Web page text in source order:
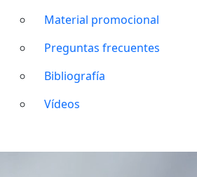
Material promocional
Preguntas frecuentes
Bibliografía
Vídeos